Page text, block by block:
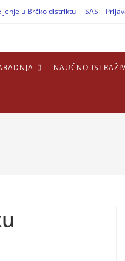
u Brčko distriktu SAS –
NAUČNO-